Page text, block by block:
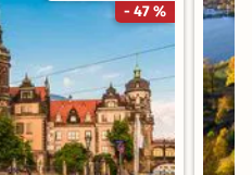
- 47 %